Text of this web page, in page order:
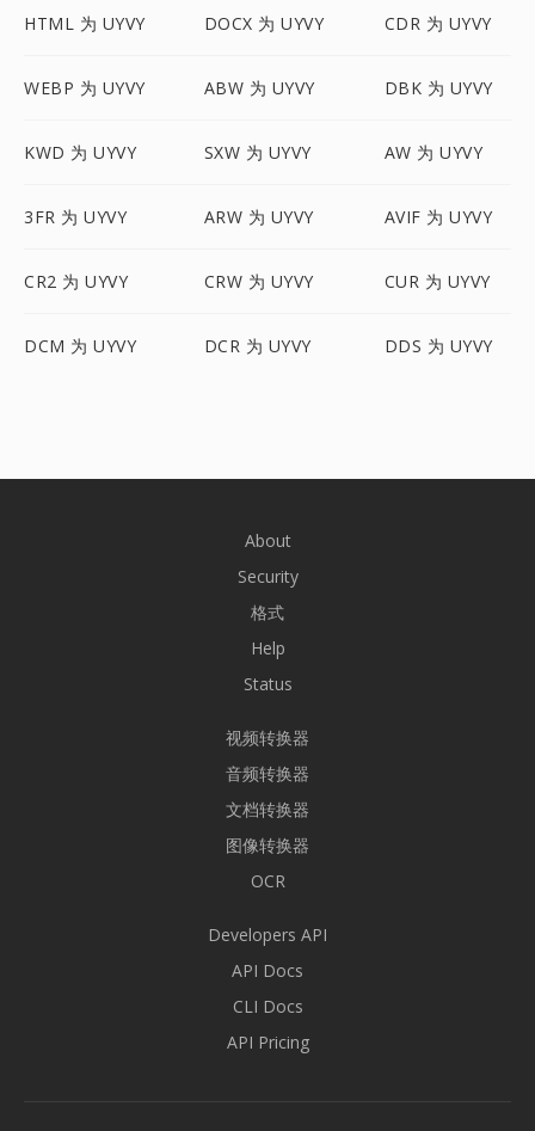
HTML 为 UYVY DOCX 为 UYVY CDR 为 UYVY
WEBP 为 UYVY ABW 为 UYVY DBK 为 UYVY
KWD 为 UYVY SXW 为 UYVY AW 为 UYVY
3FR 为 UYVY ARW 为 UYVY AVIF 为 UYVY
CR2 为 UYVY CRW 为 UYVY CUR 为 UYVY
DCM 为 UYVY DCR 为 UYVY DDS 为 UYVY
About
Security
格式
Help
Status
视频转换器
音频转换器
文档转换器
图像转换器
OCR
Developers API
API Docs
CLI Docs
API Pricing